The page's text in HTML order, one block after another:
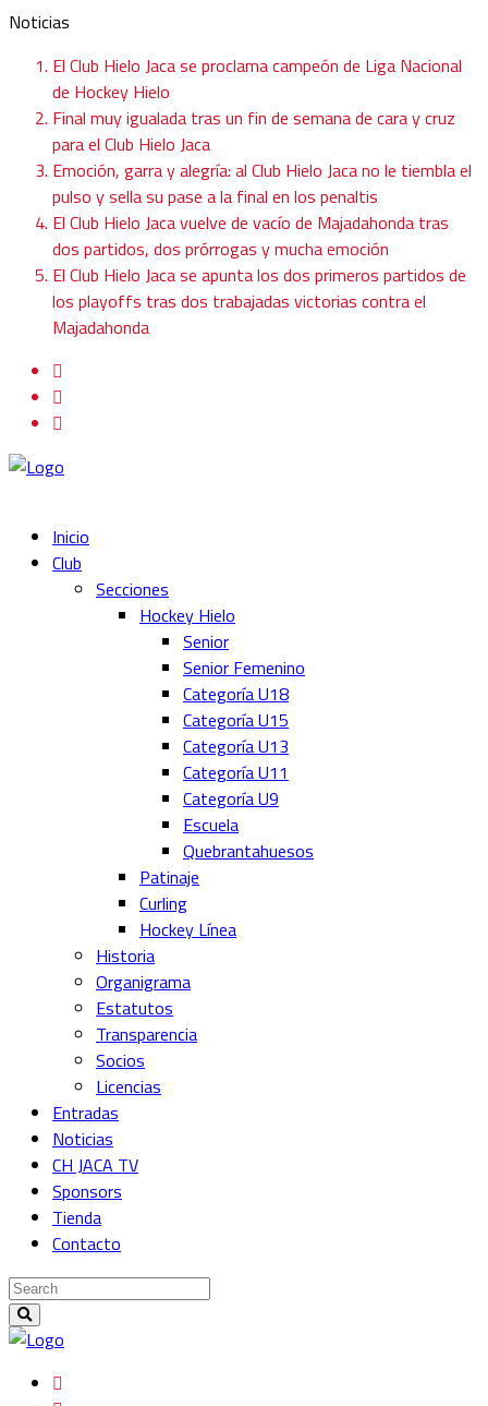
Noticias
El Club Hielo Jaca se proclama campeón de Liga Nacional
de Hockey Hielo
Final muy igualada tras un fin de semana de cara y cruz
para el Club Hielo Jaca
Emoción, garra y alegría: al Club Hielo Jaca no le tiembla el
pulso y sella su pase a la final en los penaltis
El Club Hielo Jaca vuelve de vacío de Majadahonda tras
dos partidos, dos prórrogas y mucha emoción
El Club Hielo Jaca se apunta los dos primeros partidos de
los playoffs tras dos trabajadas victorias contra el
Majadahonda
Inicio
Club
Secciones
Hockey Hielo
Senior
Senior Femenino
Categoría U18
Categoría U15
Categoría U13
Categoría U11
Categoría U9
Escuela
Quebrantahuesos
Patinaje
Curling
Hockey Línea
Historia
Organigrama
Estatutos
Transparencia
Socios
Licencias
Entradas
Noticias
CH JACA TV
Sponsors
Tienda
Contacto